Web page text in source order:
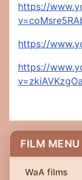
FILM MENU
WaA films
https://
https://
https://